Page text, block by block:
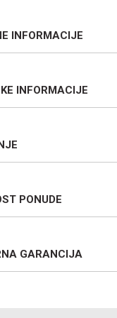
INFORMACIJE
INFORMACIJE
PONUDE
GARANCIJA